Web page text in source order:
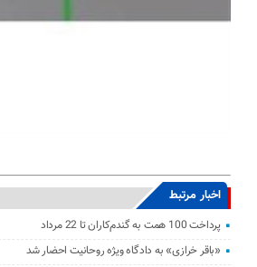
اخبار مرتبط
پرداخت 100 همت به گندم‌کاران تا 22 مرداد
«باقر خرازی» به دادگاه ویژه روحانیت احضار شد